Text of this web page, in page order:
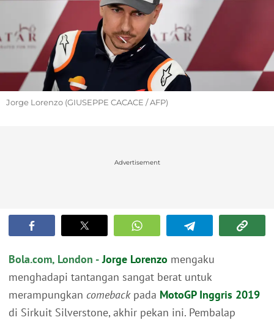
Jorge Lorenzo (GIUSEPPE CACACE / AFP)
Advertisement
Bola.com, London - Jorge Lorenzo mengaku
menghadapi tantangan sangat berat untuk
merampungkan comebackpada MotoGP Inggris 2019
di Sirkuit Silverstone, akhir pekan ini. Pembalap